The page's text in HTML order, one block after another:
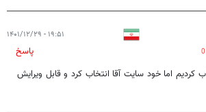
۱۹:۵۱ - ۱۴۰۱/۱۲/۲۹
0
پاسخ
کردیم اما خود سایت آقا انتخاب کرد و قابل ویرایش